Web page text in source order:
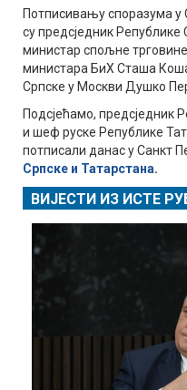
Потписивању споразума у
су предсједник
министар спољне
министара БиХ Сташа
Српске у Москви Душко
Подсјећамо,
и шеф руске Републике
потписали данас у Санкт
Српске и Татарстана.
ВИЈЕСТИ ИЗ ИСТЕ